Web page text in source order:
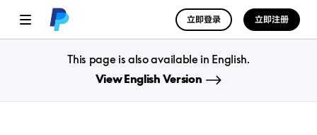
立即登录 立即注册
This page is also available in English.
View English Version